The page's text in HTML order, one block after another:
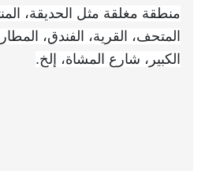
منطقة مغلقة مثل الحديقة،
المتحف، القرية، الفندق،
الكبير، شارع المشاة، إلخ.